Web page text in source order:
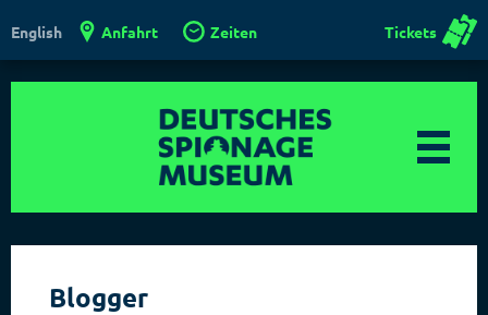
English Anfahrt Zeiten Tickets
Blogger